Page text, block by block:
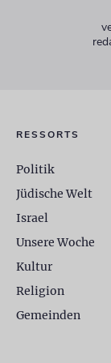
RESSORTS
Politik
Jüdische Welt
Israel
Unsere Woche
Kultur
Religion
Gemeinden